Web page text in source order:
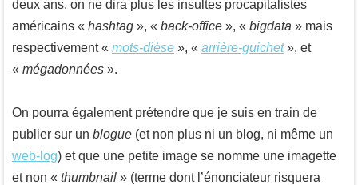
deux ans, on ne dira plus les insultes procapitalistes
américains « hashtag », « back-office », « bigdata » mais
respectivement « mots-dièse », « arrière-guichet», et
« mégadonnées ».
On pourra également prétendre que je suis en train de
publier sur un blogue (et non plus ni un blog, ni même un
web-log) et que une petite image se nomme une imagette
et non « thumbnail » (terme dont l’énonciateur risquera